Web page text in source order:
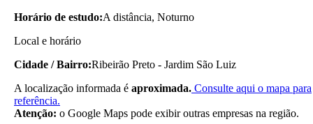
Horário de estudo:A distância, Noturno
Local e horário
Cidade / Bairro:Ribeirão Preto - Jardim São Luiz
A localização informada é aproximada. Consulte aqui o mapa para
referência.
Atenção: o Google Maps pode exibir outras empresas na região.